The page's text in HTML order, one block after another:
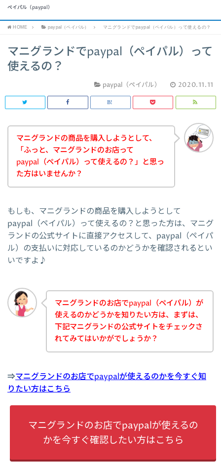
ペイパル（paypal）
HOME paypal（ペイパル） マニグランドでpaypal（ペイパル）って使えるの？
マニグランドでpaypal（ペイパル）って
使えるの？
paypal（ペイパル） 2020.11.11
マニグランドの商品を購入しようとして、
「ふっと、マニグランドのお店って
paypal（ペイパル）って使えるの？」と思っ
た方はいませんか？
もしも、マニグランドの商品を購入しようとして
paypal（ペイパル）って使えるの？と思った方は、マニグ
ランドの公式サイトに直接アクセスして、paypal（ペイパ
ル）の支払いに対応しているのかどうかを確認されるとい
いですよ♪
マニグランドのお店でpaypal（ペイパル）が
使えるのかどうかを知りたい方は、まずは、
下記マニグランドの公式サイトをチェックさ
れてみてはいかがでしょうか？
⇒マニグランドのお店でpaypalが使えるのかを今すぐ知
りたい方はこちら
マニグランドのお店でpaypalが使えるの
かを今すぐ確認したい方はこちら